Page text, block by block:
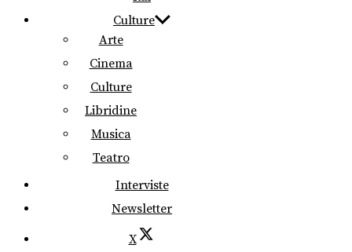
Culture
Arte
Cinema
Culture
Libridine
Musica
Teatro
Interviste
Newsletter
X